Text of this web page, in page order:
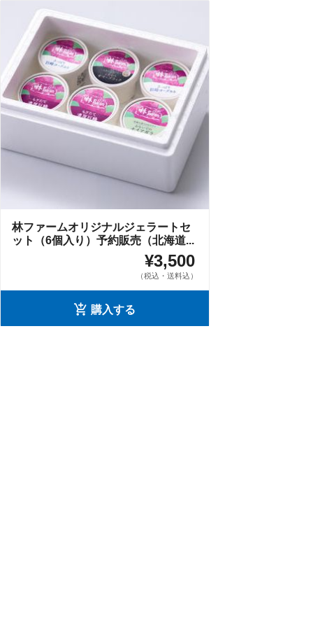
林ファームオリジナルジェラートセ
ット（6個入り）予約販売（北海道...
¥3,500
（税込・送料込）
購入する